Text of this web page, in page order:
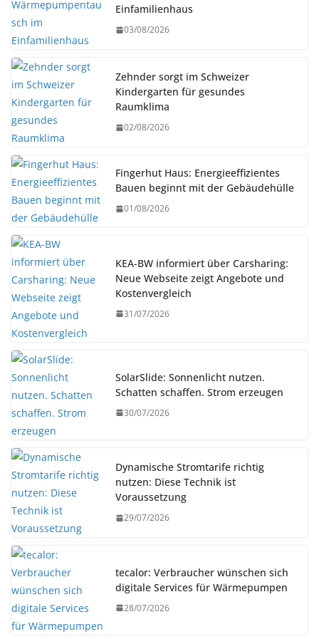
Einfamilienhaus
03/08/2026
Zehnder sorgt im Schweizer
Kindergarten für gesundes
Raumklima
02/08/2026
Fingerhut Haus: Energieeffizientes
Bauen beginnt mit der Gebäudehülle
01/08/2026
KEA-BW informiert über Carsharing:
Neue Webseite zeigt Angebote und
Kostenvergleich
31/07/2026
SolarSlide: Sonnenlicht nutzen.
Schatten schaffen. Strom erzeugen
30/07/2026
Dynamische Stromtarife richtig
nutzen: Diese Technik ist
Voraussetzung
29/07/2026
tecalor: Verbraucher wünschen sich
digitale Services für Wärmepumpen
28/07/2026